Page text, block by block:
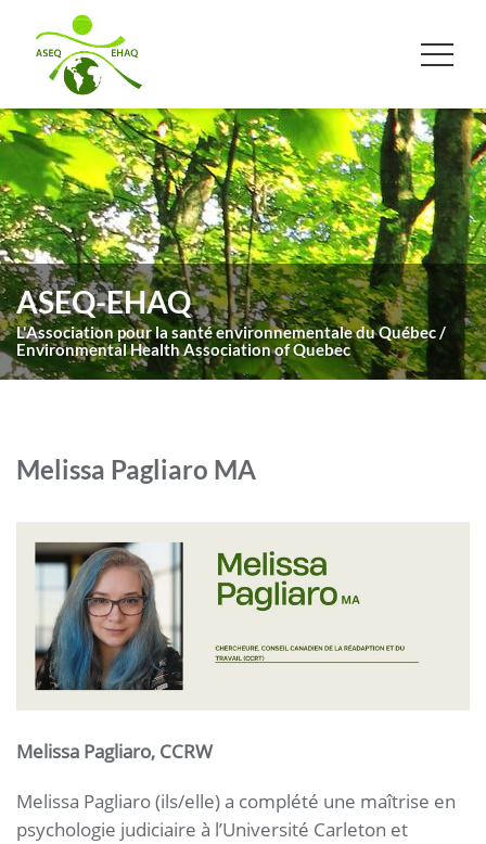
ASEQ-EHAQ
L'Association pour la santé environnementale du Québec /
Environmental Health Association of Quebec
Melissa Pagliaro MA
Melissa Pagliaro, CCRW
Melissa Pagliaro (ils/elle) a complété une maîtrise en
psychologie judiciaire à l’Université Carleton et